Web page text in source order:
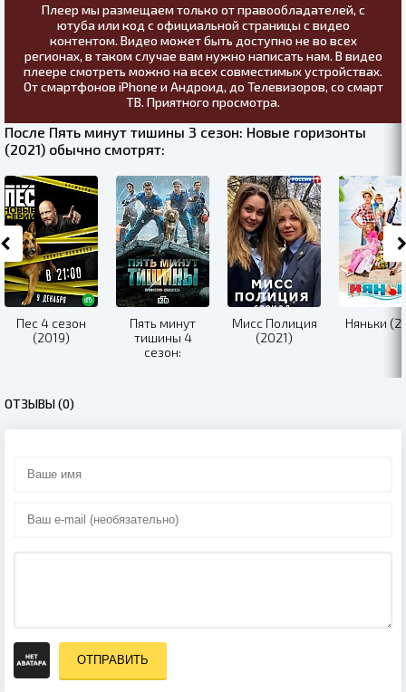
Плеер мы размещаем только от правообладателей, с
ютуба или код с официальной страницы с видео
контентом. Видео может быть доступно не во всех
регионах, в таком случае вам нужно написать нам. В видео
плеере смотреть можно на всех совместимых устройствах.
От смартфонов iPhone и Андроид, до Телевизоров, со смарт
ТВ. Приятного просмотра.
После Пять минут тишины 3 сезон: Новые горизонты
(2021) обычно смотрят:
Пес 4 сезон
(2019)
Пять минут
тишины 4
сезон:
Мисс Полиция
(2021)
Няньки
ОТЗЫВЫ (0)
ОТПРАВИТЬ